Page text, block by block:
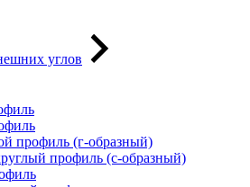
углов
профиль (г-образный)
профиль (с-образный)